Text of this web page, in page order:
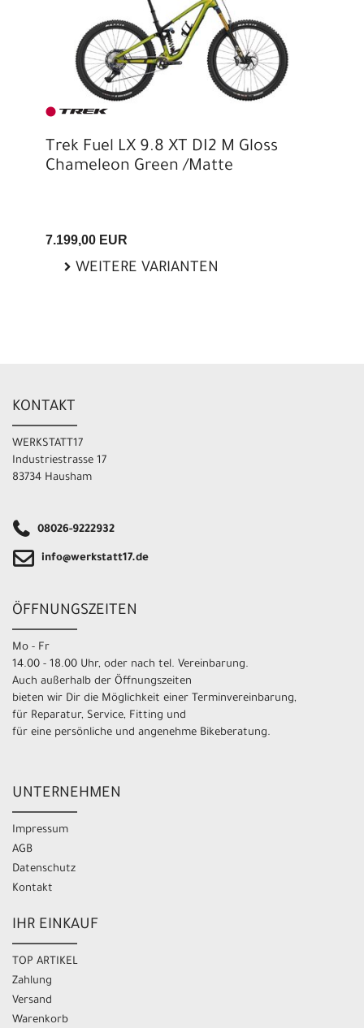
Trek Fuel LX 9.8 XT DI2 M Gloss
Chameleon Green /Matte
7.199,00 EUR
WEITERE VARIANTEN
KONTAKT
WERKSTATT17
Industriestrasse 17
83734 Hausham
08026-9222932
info@werkstatt17.de
ÖFFNUNGSZEITEN
Mo - Fr
14.00 - 18.00 Uhr, oder nach tel. Vereinbarung.
Auch außerhalb der Öffnungszeiten
bieten wir Dir die Möglichkeit einer Terminvereinbarung,
für Reparatur, Service, Fitting und
für eine persönliche und angenehme Bikeberatung.
UNTERNEHMEN
Impressum
AGB
Datenschutz
Kontakt
IHR EINKAUF
TOP ARTIKEL
Zahlung
Versand
Warenkorb